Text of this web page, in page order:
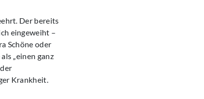
Der bereits
eingeweiht –
Schöne oder
„einen ganz
Krankheit.